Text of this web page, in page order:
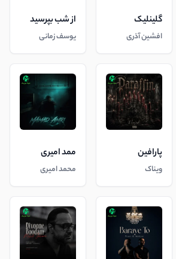
گلینلیک
افشین آذری
از شب بپرسید
یوسف زمانی
پارافین
ویناک
ممد امیری
محمد امیری